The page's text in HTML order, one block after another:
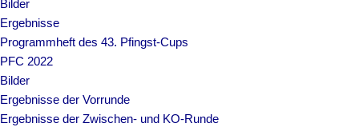
Bilder
Ergebnisse
Programmheft des 43. Pfingst-Cups
PFC 2022
Bilder
Ergebnisse der Vorrunde
Ergebnisse der Zwischen- und KO-Runde